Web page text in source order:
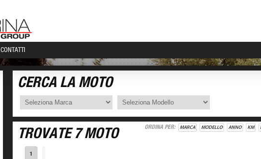
CONTATTI
CERCA LA MOTO
TROVATE 7 MOTO ORDINA PER: MARCA MODELLO ANNO KM
1